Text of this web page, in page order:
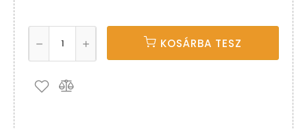
KOSÁRBA TESZ